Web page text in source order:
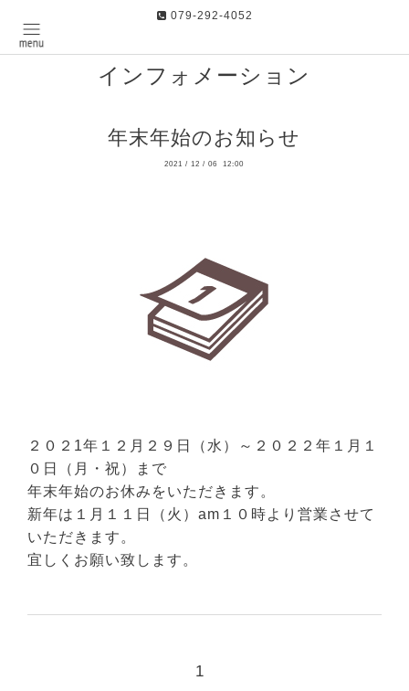
079-292-4052
インフォメーション
年末年始のお知らせ
2021 /12 /06 12:00
２０２1年１２月２９日（水）
～２０２２年１月１
０日（月・祝）まで
年末年始のお休みをいただきます。
新年は１月１１日（火）am１０時より営業させて
いただきます。
宜しくお願い致します。
1